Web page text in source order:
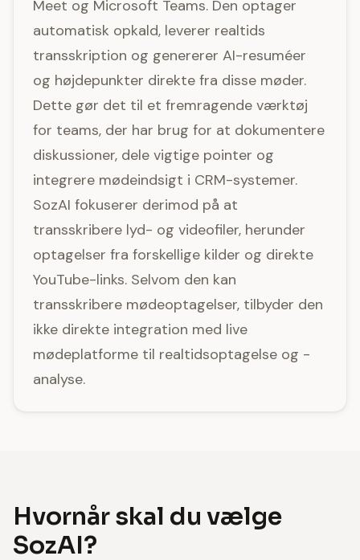
Meet og Microsoft Teams. Den optager
automatisk opkald, leverer realtids
transskription og genererer AI-resuméer
og højdepunkter direkte fra disse møder.
Dette gør det til et fremragende værktøj
for teams, der har brug for at dokumentere
diskussioner, dele vigtige pointer og
integrere mødeindsigt i CRM-systemer.
SozAI fokuserer derimod på at
transskribere lyd- og videofiler, herunder
optagelser fra forskellige kilder og direkte
YouTube-links. Selvom den kan
transskribere mødeoptagelser, tilbyder den
ikke direkte integration med live
mødeplatforme til realtidsoptagelse og -
analyse.
Hvornår skal du vælge
SozAI?